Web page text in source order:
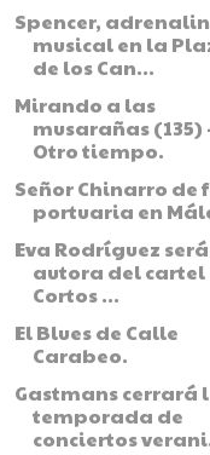
Spencer,
musical en la
de los Can...
Mirando a las
musarañas (135)
Otro tiempo.
Señor Chinarro de
portuaria en
Eva Rodríguez
autora del cartel
Cortos ...
El Blues de Calle
Carabeo.
Gastmans cerrará
temporada de
conciertos